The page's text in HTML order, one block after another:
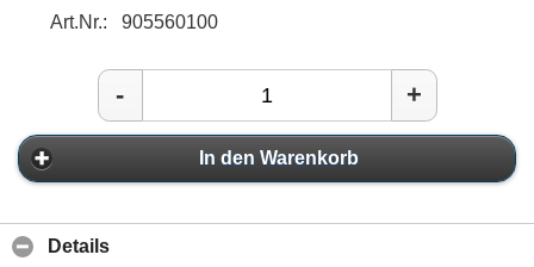
Art.Nr.:
905560100
- +
In den Warenkorb
Details